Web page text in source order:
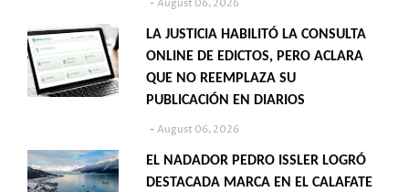
August 06, 2026
LA JUSTICIA HABILITÓ LA CONSULTA
ONLINE DE EDICTOS, PERO ACLARA
QUE NO REEMPLAZA SU
PUBLICACIÓN EN DIARIOS
August 06, 2026
EL NADADOR PEDRO ISSLER LOGRÓ
DESTACADA MARCA EN EL CALAFATE